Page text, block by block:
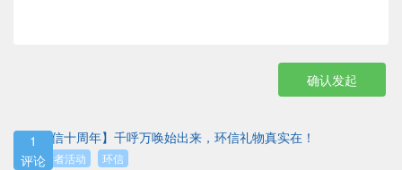
确认发起
1
评论
【环信十周年】千呼万唤始出来，环信礼物真实在！
开发者活动
环信